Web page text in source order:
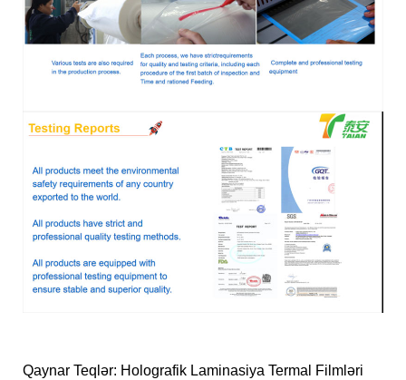
Qaynar Teqlər: Holografik Laminasiya Termal Filmləri